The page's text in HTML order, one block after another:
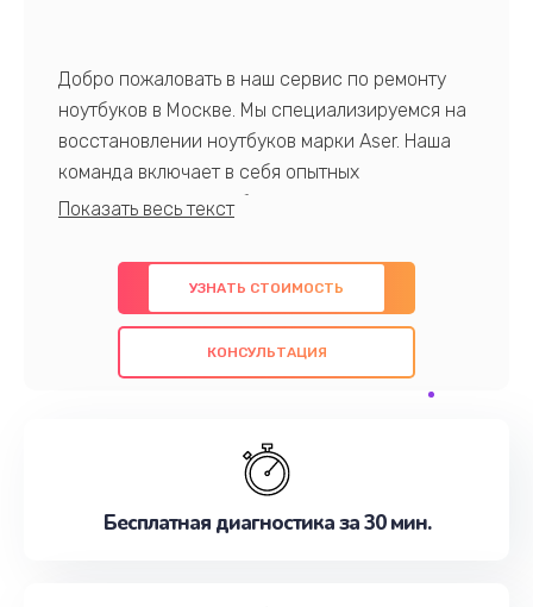
Добро пожаловать в наш сервис по ремонту
ноутбуков в Москве. Мы специализируемся на
восстановлении ноутбуков марки Aser. Наша
команда включает в себя опытных
профессионалов с обширными знаниями и
предлагаем быстрый и качественный ремонт с
использованием оригинальных компонентов, а
также гарантируем качество всех
проведенных работ. Наша цель - предоставить
наилучшим образом. Не медлите записаться на
УЗНАТЬ СТОИМОСТЬ
КОНСУЛЬТАЦИЯ
Бесплатная диагностика за 30 мин.